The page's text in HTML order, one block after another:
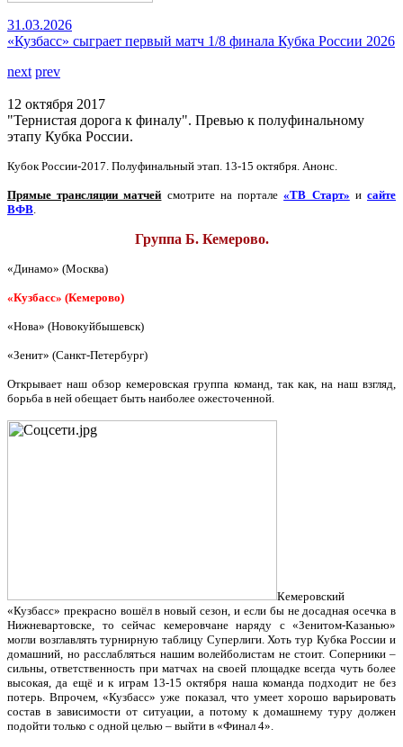
31.03.2026
«Кузбасс» сыграет первый матч 1/8 финала Кубка России 2026
next prev
12 октября 2017
"Тернистая дорога к финалу". Превью к полуфинальному
этапу Кубка России.
Кубок России-2017. Полуфинальный этап. 13-15 октября. Анонс.
Прямые трансляции матчей смотрите на портале«ТВ Старт» исайте
ВФВ.
Группа Б. Кемерово.
«Динамо» (Москва)
«Кузбасс» (Кемерово)
«Нова» (Новокуйбышевск)
«Зенит» (Санкт-Петербург)
Открывает наш обзор кемеровская группа команд, так как, на наш взгляд,
борьба в ней обещает быть наиболее ожесточенной.
Кемеровский
«Кузбасс» прекрасно вошёл в новый сезон, и если бы не досадная осечка в
Нижневартовске, то сейчас кемеровчане наряду с «Зенитом-Казанью»
могли возглавлять турнирную таблицу Суперлиги. Хоть тур Кубка России и
домашний, но расслабляться нашим волейболистам не стоит. Соперники –
сильны, ответственность при матчах на своей площадке всегда чуть более
высокая, да ещё и к играм 13-15 октября наша команда подходит не без
потерь. Впрочем, «Кузбасс» уже показал, что умеет хорошо варьировать
состав в зависимости от ситуации, а потому к домашнему туру должен
подойти только с одной целью – выйти в «Финал 4».